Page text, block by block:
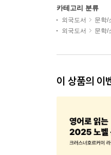
카테고리 분류
외국도서 문학/
외국도서
문학/
이 상품의 이